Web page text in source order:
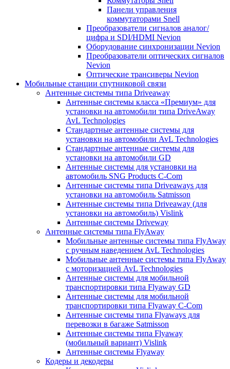
Панели управления
коммутаторами Snell
Преобразователи сигналов аналог/
цифра и SDI/HDMI Nevion
Оборудование синхронизации Nevion
Преобразователи оптических сигналов
Nevion
Оптические трансиверы Nevion
Мобильные станции спутниковой связи
Антенные системы типа Driveaway
Антенные системы класса «Премиум» для
установки на автомобили типа DriveAway
AvL Technologies
Стандартные антенные системы для
установки на автомобили AvL Technologies
Стандартные антенные системы для
установки на автомобили GD
Антенные системы для установки на
автомобиль SNG Products C-Com
Антенные системы типа Driveaways для
установки на автомобиль Satmisson
Антенные системы типа Driveaway (для
установки на автомобиль) Vislink
Антенные системы Driveway
Антенные системы типа FlyAway
Мобильные антенные системы типа FlyAway
с ручным наведением AvL Technologies
Мобильные антенные системы типа FlyAway
с моторизацией AvL Technologies
Антенные системы для мобильной
транспортировки типа Flyaway GD
Антенные системы для мобильной
транспортировки типа Flyaway C-Com
Антенные системы типа Flyaways для
перевозки в багаже Satmisson
Антенные системы типа Flyaway
(мобильный вариант) Vislink
Антенные системы Flyaway
Кодеры и декодеры